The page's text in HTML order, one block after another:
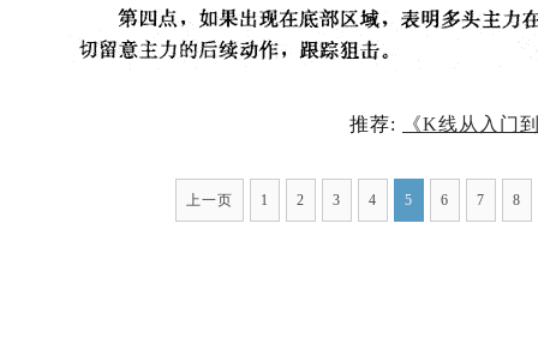
推荐: 《K线从入门
上一页 1 2 3 4 5 6 7 8